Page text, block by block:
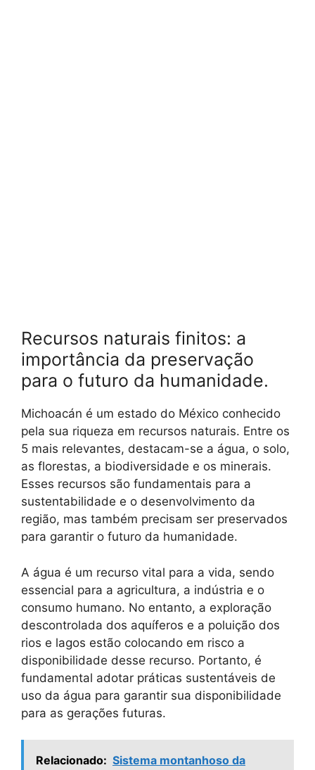
Recursos naturais finitos: a
importância da preservação
para o futuro da humanidade.
Michoacán é um estado do México conhecido
pela sua riqueza em recursos naturais. Entre os
5 mais relevantes, destacam-se a água, o solo,
as florestas, a biodiversidade e os minerais.
Esses recursos são fundamentais para a
sustentabilidade e o desenvolvimento da
região, mas também precisam ser preservados
para garantir o futuro da humanidade.
A água é um recurso vital para a vida, sendo
essencial para a agricultura, a indústria e o
consumo humano. No entanto, a exploração
descontrolada dos aquíferos e a poluição dos
rios e lagos estão colocando em risco a
disponibilidade desse recurso. Portanto, é
fundamental adotar práticas sustentáveis de
uso da água para garantir sua disponibilidade
para as gerações futuras.
Relacionado: Sistema montanhoso da